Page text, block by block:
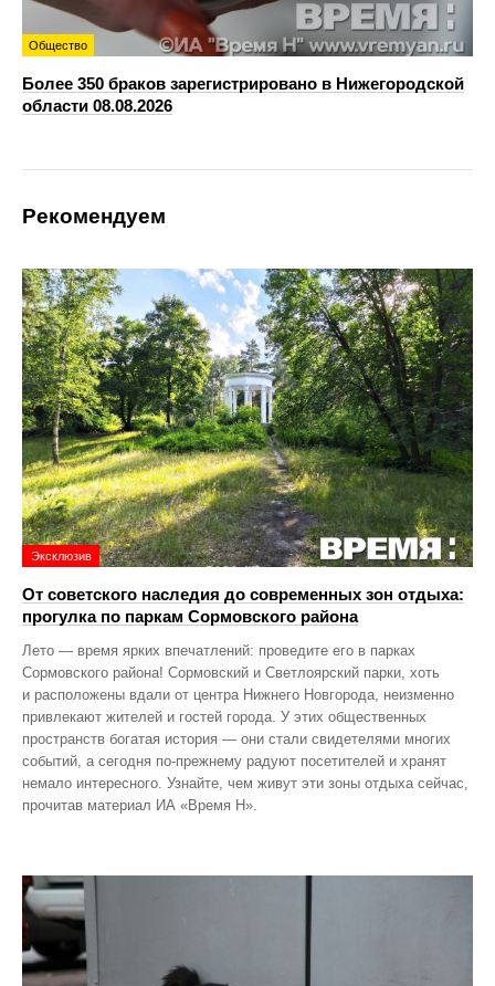
Общество
Более 350 браков зарегистрировано в Нижегородской
области 08.08.2026
Рекомендуем
Эксклюзив
От советского наследия до современных зон отдыха:
прогулка по паркам Сормовского района
Лето — время ярких впечатлений: проведите его в парках
Сормовского района! Сормовский и Светлоярский парки, хоть
и расположены вдали от центра Нижнего Новгорода, неизменно
привлекают жителей и гостей города. У этих общественных
пространств богатая история — они стали свидетелями многих
событий, а сегодня по‑прежнему радуют посетителей и хранят
немало интересного. Узнайте, чем живут эти зоны отдыха сейчас,
прочитав материал ИА «Время Н».